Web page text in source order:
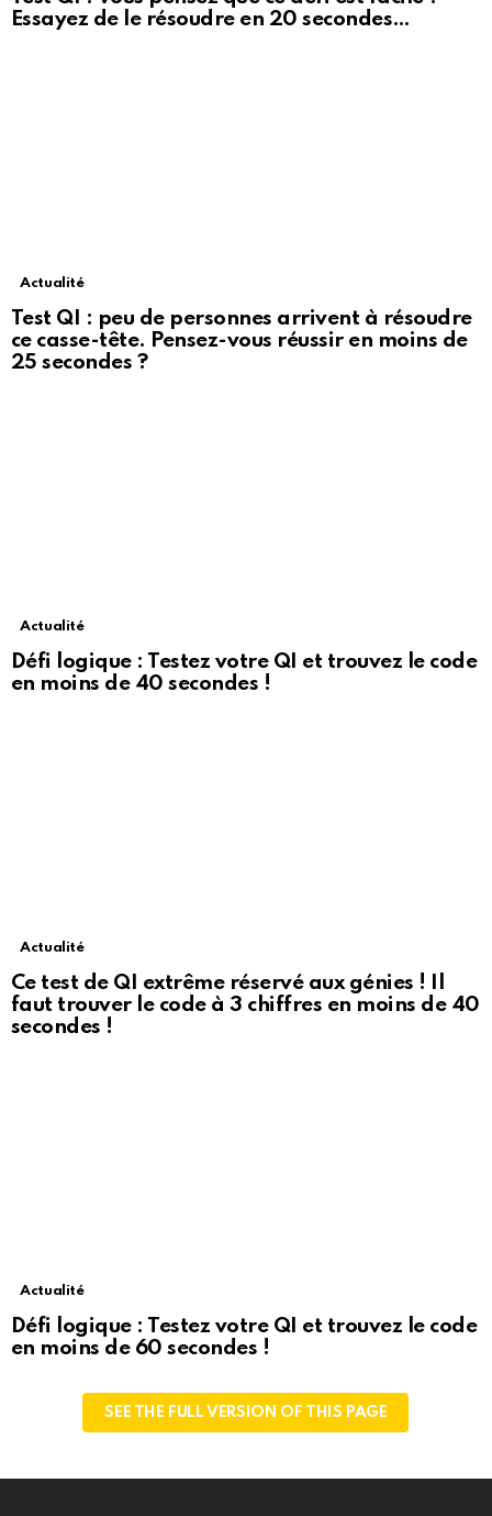
Essayez de le résoudre en 20 secondes…
Actualité
Test QI : peu de personnes arrivent à résoudre
ce casse-tête. Pensez-vous réussir en moins de
25 secondes ?
Actualité
Défi logique : Testez votre QI et trouvez le code
en moins de 40 secondes !
Actualité
Ce test de QI extrême réservé aux génies ! Il
faut trouver le code à 3 chiffres en moins de 40
secondes !
Actualité
Défi logique : Testez votre QI et trouvez le code
en moins de 60 secondes !
SEE THE FULL VERSION OF THIS PAGE